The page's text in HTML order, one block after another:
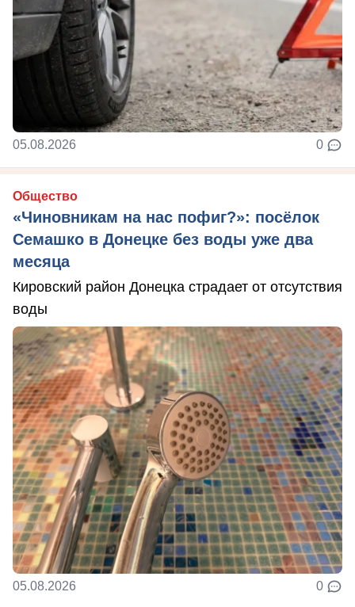
05.08.2026 0
Общество
«Чиновникам на нас пофиг?»: посёлок
Семашко в Донецке без воды уже два
месяца
Кировский район Донецка страдает от отсутствия
воды
05.08.2026 0